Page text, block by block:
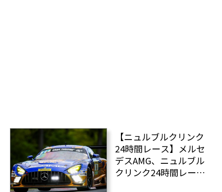
【ニュルブルクリンク
24時間レース】メルセ
デスAMG、ニュルブル
クリンク24時間レース